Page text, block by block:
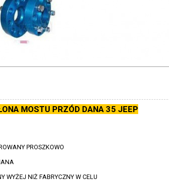
MOSTU PRZÓD DANA 35 JEEP
PROSZKOWO
WYŻEJ NIŻ FABRYCZNY W CELU